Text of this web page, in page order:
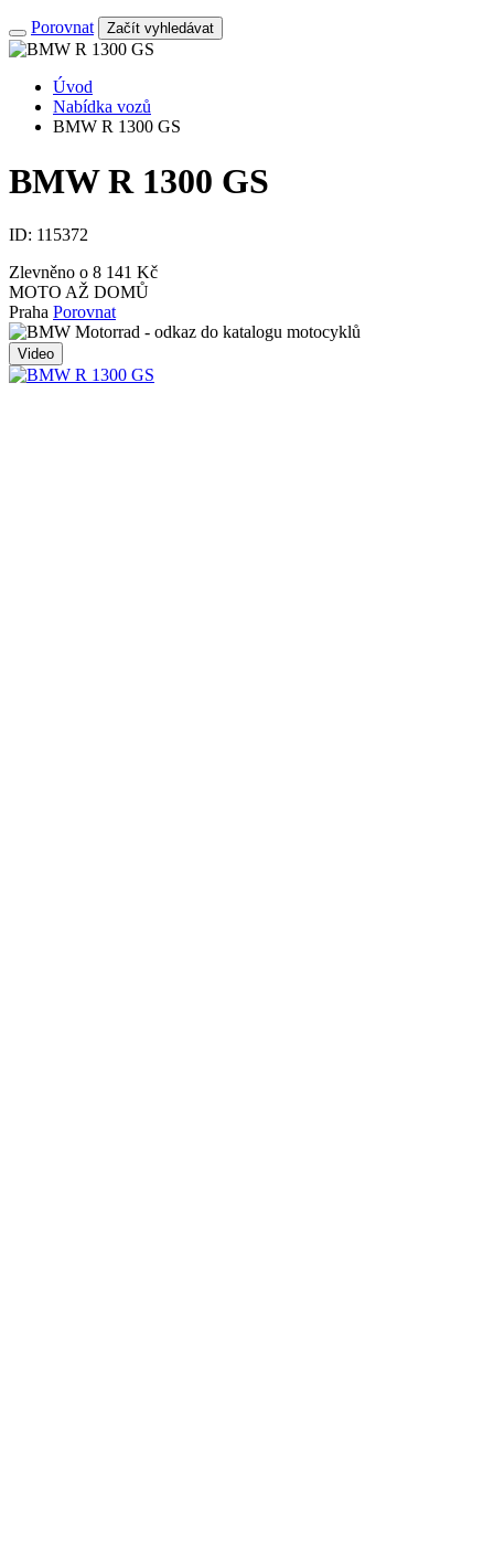
Porovnat Začít vyhledávat
Úvod
Nabídka vozů
BMW R 1300 GS
BMW R 1300 GS
ID: 115372
Zlevněno o 8 141 Kč
MOTO AŽ DOMŮ
Praha Porovnat
Video